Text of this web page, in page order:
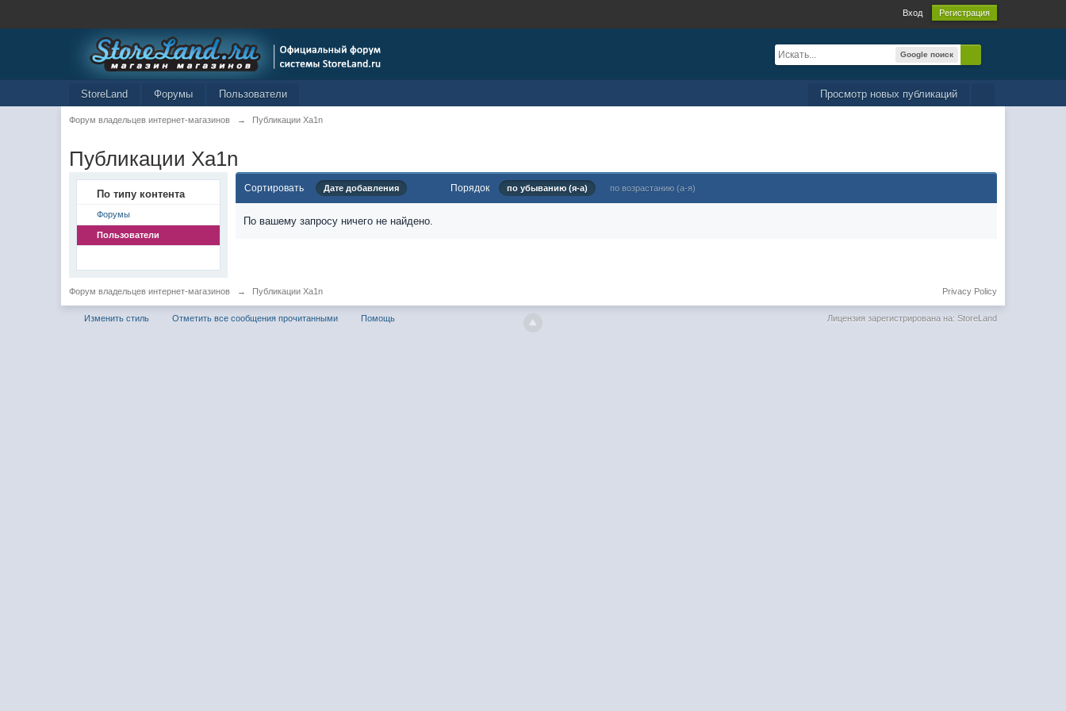
Вход Регистрация
Google поиск
Просмотр новых публикаций
StoreLand Форумы Пользователи
Форум владельцев интернет-магазинов → Публикации Xa1n
Публикации Xa1n
По типу контента
Форумы
Пользователи
Сортировать Дате добавления Порядок по убыванию (я-а) по возрастанию (а-я)
По вашему запросу ничего не найдено.
Форум владельцев интернет-магазинов → Публикации Xa1n Privacy Policy
Изменить стиль Отметить все сообщения прочитанными Помощь Лицензия зарегистрирована на: StoreLand